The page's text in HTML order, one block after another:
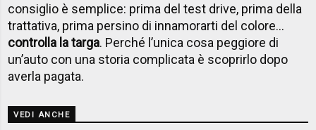
consiglio è semplice: prima del test drive, prima della
trattativa, prima persino di innamorarti del colore…
controlla la targa. Perché l’unica cosa peggiore di
un’auto con una storia complicata è scoprirlo dopo
averla pagata.
VEDI ANCHE